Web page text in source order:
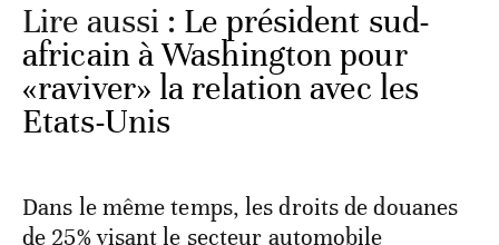
Lire aussi : Le président sud-
africain à Washington pour
«raviver» la relation avec les
Etats-Unis
Dans le même temps, les droits de douanes
de 25% visant le secteur automobile